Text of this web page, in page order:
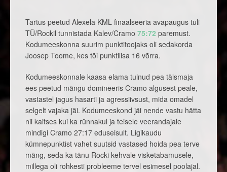
Tartus peetud Alexela KML finaalseeria avapaugus tuli
TÜ/Rockil tunnistada Kalev/Cramo 75:72 paremust.
Kodumeeskonna suurim punktitoojaks oli sedakorda
Joosep Toome, kes tõi punktilisa 16 võrra.
Kodumeeskonnale kaasa elama tulnud pea täismaja
ees peetud mängu domineeris Cramo algusest peale,
vastastel jagus hasarti ja agressiivsust, mida omadel
selgelt vajaka jäi. Kodumeeskond jäi nende vastu hätta
nii kaitses kui ka rünnakul ja teisele veerandajale
mindigi Cramo 27:17 eduseisult. Ligikaudu
kümnepunktist vahet suutsid vastased hoida pea terve
mäng, seda ka tänu Rocki kehvale visketabamusele,
millega oli rohkesti probleeme tervel esimesel poolajal.